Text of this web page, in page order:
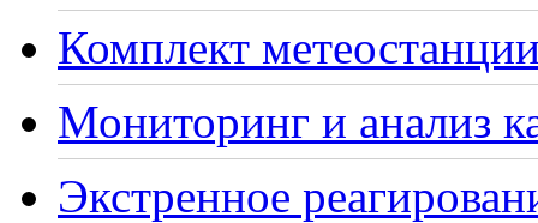
Комплект
Мониторинг и анализ
Экстренное